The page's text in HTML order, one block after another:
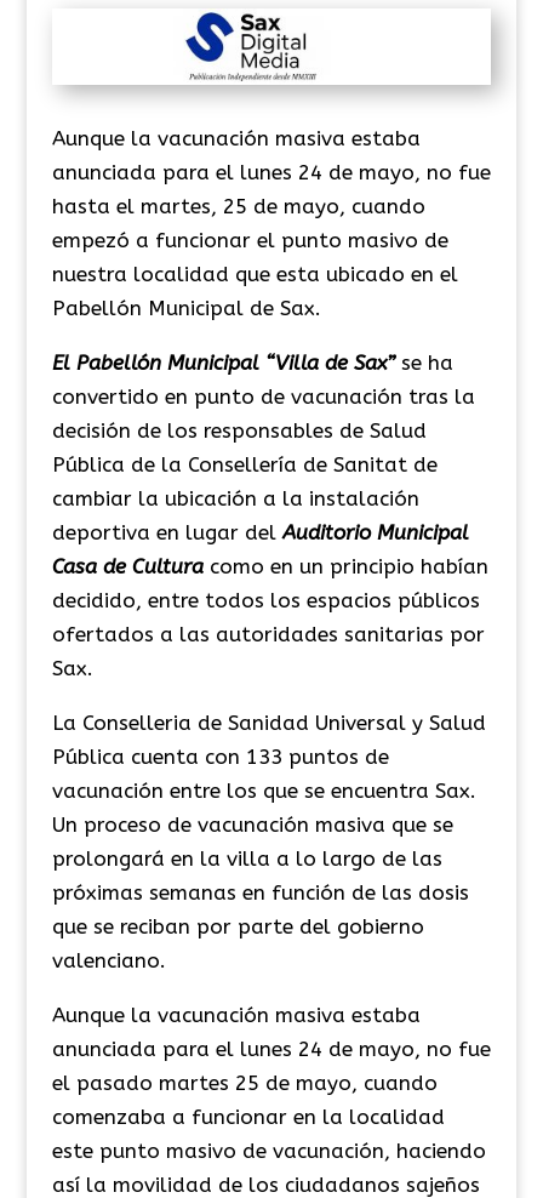
Aunque la vacunación masiva estaba
anunciada para el lunes 24 de mayo, no fue
hasta el martes, 25 de mayo, cuando
empezó a funcionar el punto masivo de
nuestra localidad que esta ubicado en el
Pabellón Municipal de Sax.
El Pabellón Municipal “Villa de Sax”se ha
convertido en punto de vacunación tras la
decisión de los responsables de Salud
Pública de la Consellería de Sanitat de
cambiar la ubicación a la instalación
deportiva en lugar delAuditorio Municipal
Casa de Culturacomo en un principio habían
decidido, entre todos los espacios públicos
ofertados a las autoridades sanitarias por
Sax.
La Conselleria de Sanidad Universal y Salud
Pública cuenta con 133 puntos de
vacunación entre los que se encuentra Sax.
Un proceso de vacunación masiva que se
prolongará en la villa a lo largo de las
próximas semanas en función de las dosis
que se reciban por parte del gobierno
valenciano.
Aunque la vacunación masiva estaba
anunciada para el lunes 24 de mayo, no fue
el pasado martes 25 de mayo, cuando
comenzaba a funcionar en la localidad
este punto masivo de vacunación, haciendo
así la movilidad de los ciudadanos sajeños